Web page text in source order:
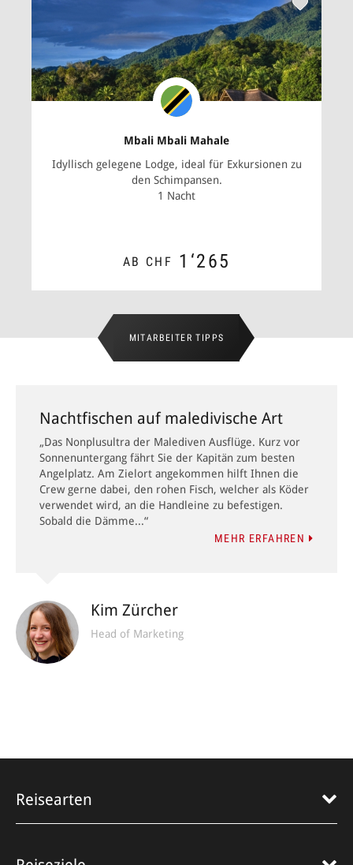
Mbali Mbali Mahale
Idyllisch gelegene Lodge, ideal für Exkursionen zu
den Schimpansen.
1 Nacht
AB CHF 1‘265
MITARBEITER TIPPS
Nachtfischen auf maledivische Art
„Das Nonplusultra der Malediven Ausflüge. Kurz vor
Sonnenuntergang fährt Sie der Kapitän zum besten
Angelplatz. Am Zielort angekommen hilft Ihnen die
Crew gerne dabei, den rohen Fisch, welcher als Köder
verwendet wird, an die Handleine zu befestigen.
Sobald die Dämme...“
MEHR ERFAHREN
Kim Zürcher
Head of Marketing
Reisearten